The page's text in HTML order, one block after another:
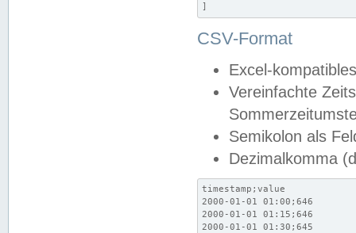
]
CSV-Format
Excel-
Vereinfachte
Semikolon als
Dezimalkomma
timestamp;value
2000-01-01 01:00;646
2000-01-01 01:15;646
2000-01-01 01:30;645